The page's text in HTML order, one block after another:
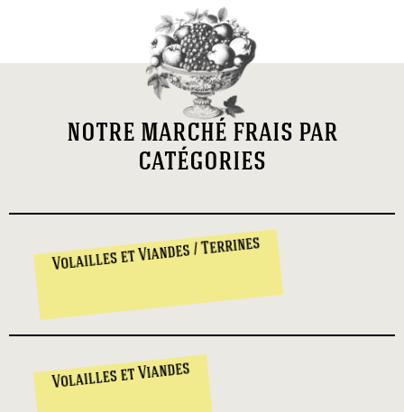
notre marché frais par
catégories
Volailles et Viandes / Terrines
Volailles et Viandes